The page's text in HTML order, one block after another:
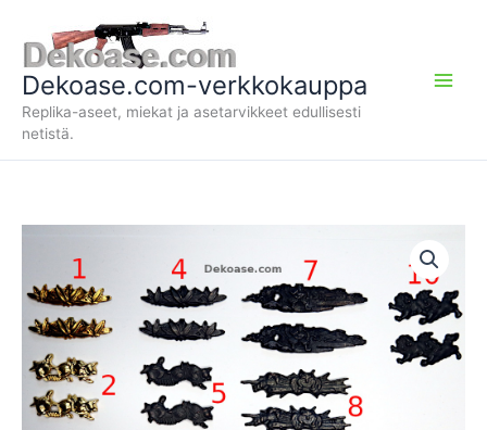
sisältöön
Dekoase.com-verkkokauppa
Replika-aseet, miekat ja asetarvikkeet edullisesti
netistä.